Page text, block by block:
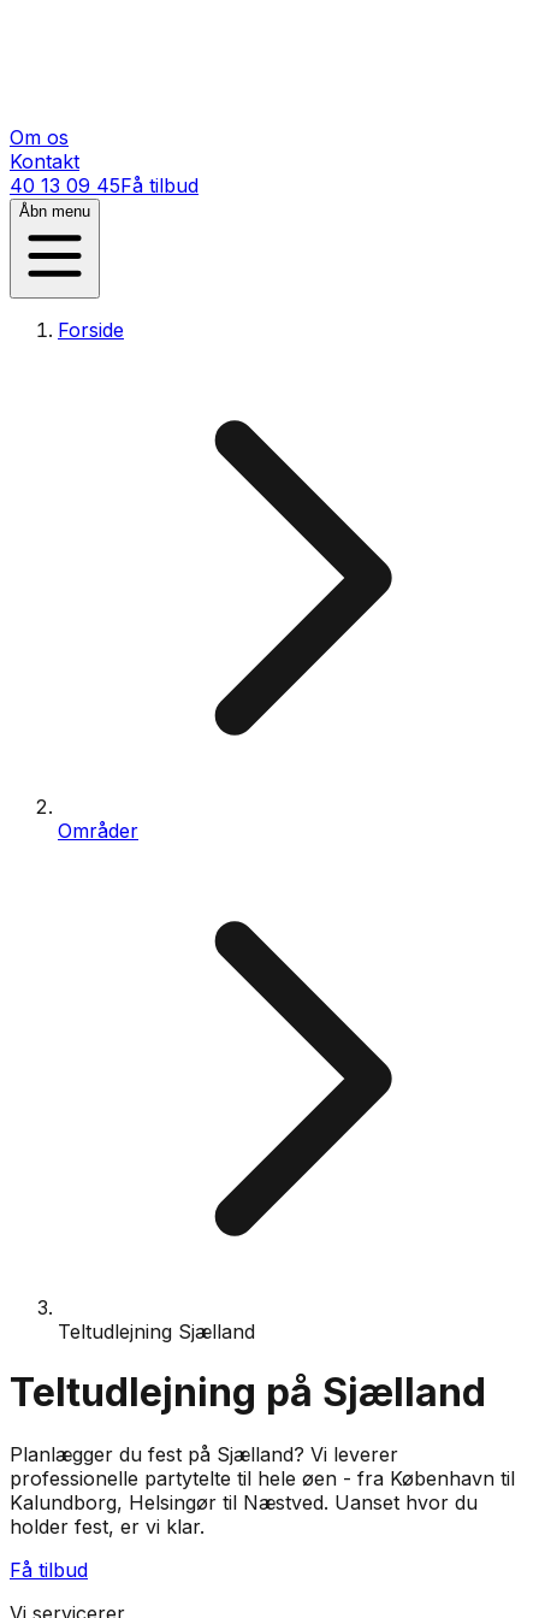
Om os
Kontakt
40 13 09 45Få tilbud
Åbn menu
Forside
Områder
Teltudlejning Sjælland
Teltudlejning på Sjælland
Planlægger du fest på Sjælland? Vi leverer
professionelle partytelte til hele øen - fra København til
Kalundborg, Helsingør til Næstved. Uanset hvor du
holder fest, er vi klar.
Få tilbud
Vi servicerer